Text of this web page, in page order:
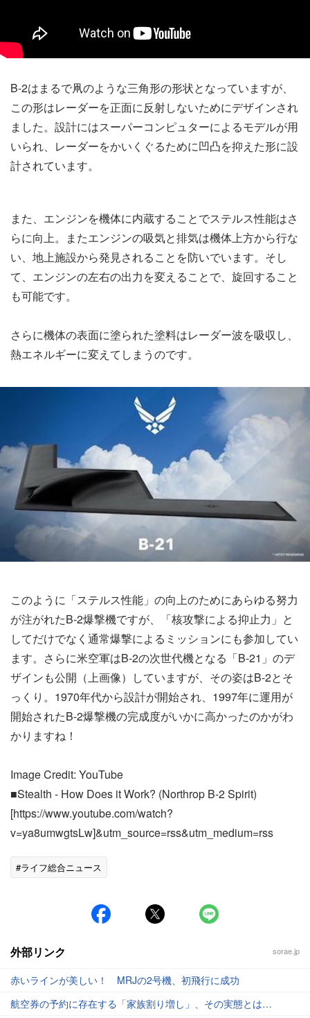
B-2はまるで凧のような三角形の形状となっていますが、
この形はレーダーを正面に反射しないためにデザインされ
ました。設計にはスーパーコンピュターによるモデルが用
いられ、レーダーをかいくぐるために凹凸を抑えた形に設
計されています。
また、エンジンを機体に内蔵することでステルス性能はさ
らに向上。またエンジンの吸気と排気は機体上方から行な
い、地上施設から発見されることを防いでいます。そし
て、エンジンの左右の出力を変えることで、旋回すること
も可能です。
さらに機体の表面に塗られた塗料はレーダー波を吸収し、
熱エネルギーに変えてしまうのです。
このように「ステルス性能」の向上のためにあらゆる努力
が注がれたB-2爆撃機ですが、「核攻撃による抑止力」と
してだけでなく通常爆撃によるミッションにも参加してい
ます。さらに米空軍はB-2の次世代機となる「B-21」のデ
ザインも公開（上画像）していますが、その姿はB-2とそ
っくり。1970年代から設計が開始され、1997年に運用が
開始されたB-2爆撃機の完成度がいかに高かったのかがわ
かりますね！
Image Credit: YouTube
■Stealth - How Does it Work? (Northrop B-2 Spirit)
[https://www.youtube.com/watch?
v=ya8umwgtsLw]&utm_source=rss&utm_medium=rss
#ライフ総合ニュース
外部リンク sorae.jp
赤いラインが美しい！ MRJの2号機、初飛行に成功
航空券の予約に存在する「家族割り増し」、その実態とは…